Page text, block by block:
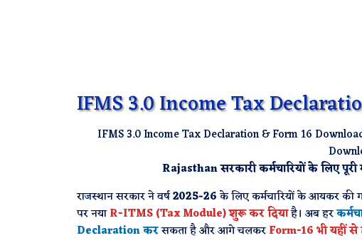
IFMS 3.0 Income Tax
IFMS 3.0 Income Tax Declaration & Form 16
Rajasthan सरकारी कर्मचारियों के लिए
राजस्थान सरकार ने वर्ष2025-26के लिए कर्मचारियों के आयकर की
पर नयाR-ITMS (Tax Module) शुरू कर दियाहै। अब हर
Declaration करसकता है और आगे चलकरForm-16 भी यहीं